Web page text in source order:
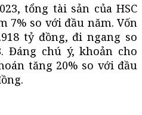
tổng tài sản của HSC
7% so với đầu năm. Vốn
tỷ đồng, đi ngang so
Đáng chú ý, khoản cho
tăng 20% so với đầu